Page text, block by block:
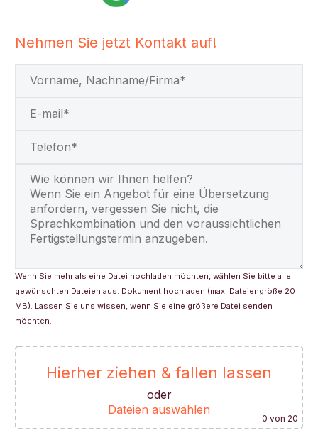
Nehmen Sie jetzt Kontakt auf!
Wenn Sie mehr als eine Datei hochladen möchten, wählen Sie bitte alle
gewünschten Dateien aus. Dokument hochladen (max. Dateiengröße 20
MB). Lassen Sie uns wissen, wenn Sie eine größere Datei senden
möchten.
Hierher ziehen & fallen lassen
oder
Dateien auswählen
0 von 20